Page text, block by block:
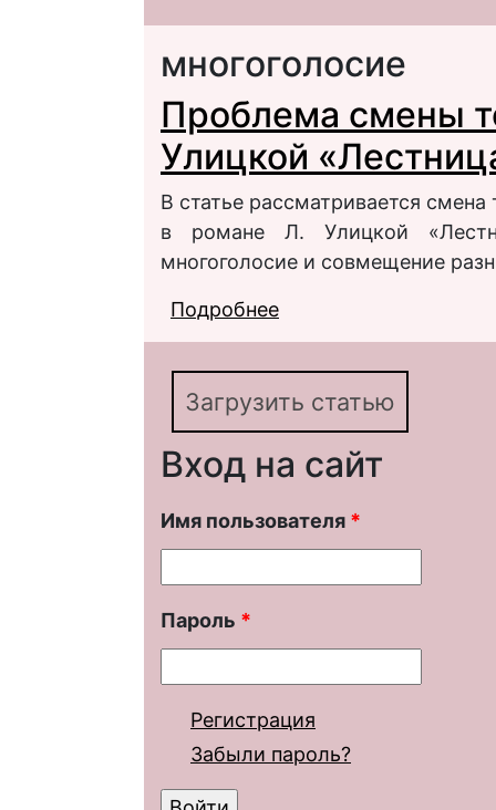
многоголосие
Проблема смены
Улицкой
В статье рассматривается
в романе Л. Улицкой
многоголосие и совмещение
Подробнее
Якова»
Загрузить статью
Вход на сайт
Имя пользователя *
Пароль *
Регистрация
Забыли пароль?